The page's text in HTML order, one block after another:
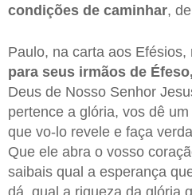
condições de caminhar,
Paulo, na carta aos Efésios,
para seus irmãos de
Deus de Nosso Senhor
pertence a glória, vos dê
que vo-lo revele e faça
Que ele abra o vosso
saibais qual a esperança